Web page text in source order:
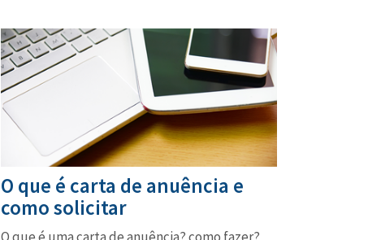
O que é carta de anuência e
como solicitar